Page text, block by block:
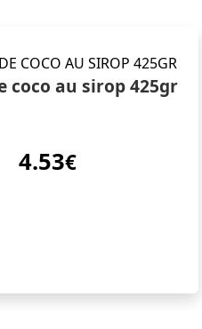
coco au sirop 425gr
4.53€